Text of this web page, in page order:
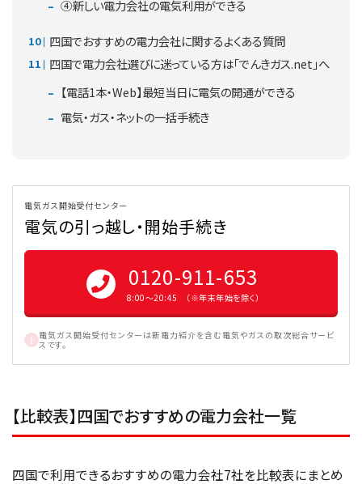
④新しい電力会社の電気利用ができる
四国でおすすめの電力会社に関するよくある質問
四国で電力会社選びに迷っている方は「でんきガス.net」へ
【電話1本・Web】最短当日に電気の開通ができる
電気・ガス・ネットの一括手続き
電気ガス開始受付センター
電気の引っ越し・開始手続き
0120-911-653
8:00〜20:45 （※年末年始を除く）
電気ガス開始受付センターは新電力紹介を含む電気やガスの取次総合サービ
スです。
【比較表】四国でおすすめの電力会社一覧
四国で利用できるおすすめの電力会社7社を比較表にまとめ